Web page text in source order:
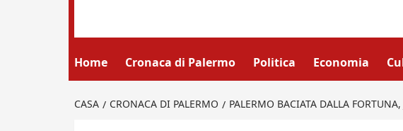
Home Cronaca di Palermo Politica Economia
CASA CRONACA DI PALERMO PALERMO BACIATA DALLA